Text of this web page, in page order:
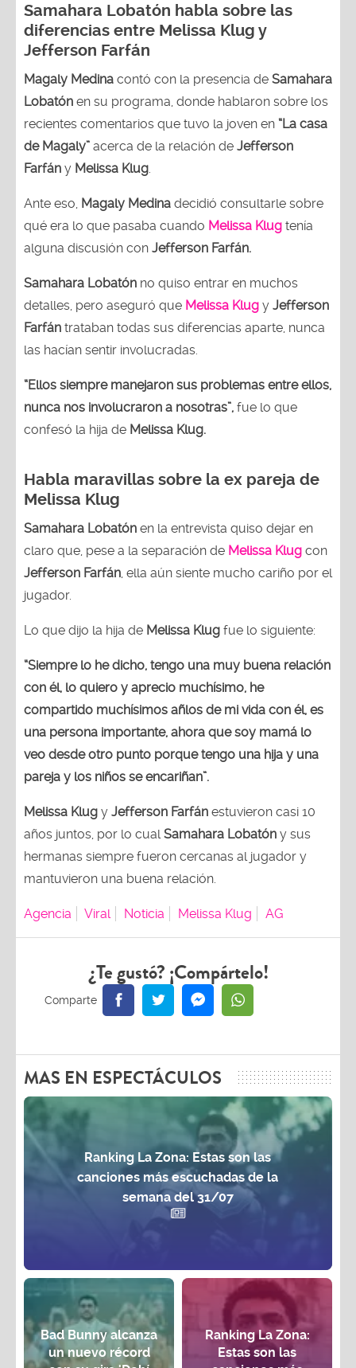
Samahara Lobatón habla sobre las
diferencias entre Melissa Klug y
Jefferson Farfán
Magaly Medina contó con la presencia de Samahara
Lobatón en su programa, donde hablaron sobre los
recientes comentarios que tuvo la joven en “La casa
de Magaly” acerca de la relación de Jefferson
Farfán y Melissa Klug
Ante eso, Magaly Medina decidió consultarle sobre
qué era lo que pasaba cuando Melissa Klug tenía
alguna discusión con Jefferson Farfán.
Samahara Lobatón no quiso entrar en muchos
detalles, pero aseguró que Melissa Klug y Jefferson
Farfán trataban todas sus diferencias aparte, nunca
las hacían sentir involucradas.
“Ellos siempre manejaron sus problemas entre ellos,
nunca nos involucraron a nosotras”, fue lo que
confesó la hija de Melissa Klug.
Habla maravillas sobre la ex pareja de
Melissa Klug
Samahara Lobatón en la entrevista quiso dejar en
claro que, pese a la separación de Melissa Klug con
Jefferson Farfán , ella aún siente mucho cariño por el
jugador.
Lo que dijo la hija de Melissa Klug fue lo siguiente:
“Siempre lo he dicho, tengo una muy buena relación
con él, lo quiero y aprecio muchísimo, he
compartido muchísimos añlos de mi vida con él, es
una persona importante, ahora que soy mamá lo
veo desde otro punto porque tengo una hija y una
pareja y los niños se encariñan”.
Melissa Klug y Jefferson Farfán estuvieron casi 10
años juntos, por lo cual Samahara Lobatón y sus
hermanas siempre fueron cercanas al jugador y
mantuvieron una buena relación.
Agencia Viral Noticia Melissa Klug AG
¿Te gustó? ¡Compártelo!
MAS EN ESPECTÁCULOS
Ranking La Zona: Estas son las
canciones más escuchadas de la
semana del 31/07
Bad Bunny alcanza
un nuevo récord
Ranking La Zona:
Estas son las